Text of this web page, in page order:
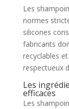
Les
normes
silicones
fabricants
recyclables
respectueux
Les
efficaces
Les